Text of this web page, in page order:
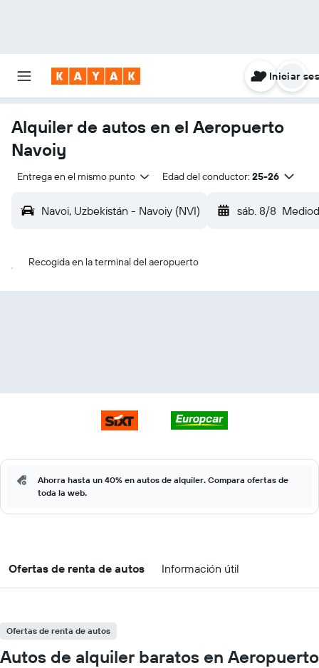
Iniciar
Alquiler de autos en el Aeropuerto
Navoiy
Entrega en el mismo punto Edad del conductor: 25-26
Navoi, Uzbekistán - Navoiy (NVI) sáb. 8/8
Recogida en la terminal del aeropuerto
Ahorra hasta un 40% en autos de alquiler. Compara ofertas de
toda la web.
Ofertas de renta de autos Información útil
Ofertas de renta de autos
Autos de alquiler baratos en Aeropuerto